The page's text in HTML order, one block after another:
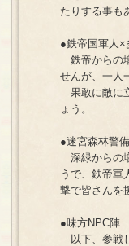
たりする事も
●鉄帝国軍人×
鉄帝からの
せんが、一人
果敢に敵に
ょう。
●迷宮森林警
深緑からの
うで、鉄帝軍
撃で皆さんを
●味方NPC陣
以下、参戦